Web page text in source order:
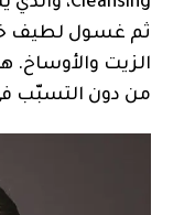
ثم غسول لطيف خالٍ
الزيت والأوساخ.
من دون التسبّب